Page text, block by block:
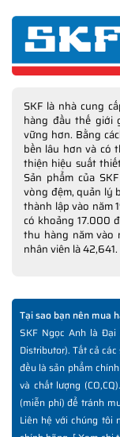
SKF là nhà cung
hàng đầu thế giới
vững hơn. Bằng
bền lâu hơn và có
thiện hiệu suất
Sản phẩm của
vòng đệm, quản lý
thành lập vào năm
có khoảng 17.000
thu hàng năm vào
nhân viên là 42,641.
Tại sao bạn nên mua
SKF Ngọc Anh là
Distributor). Tất cả
đều là sản phẩm
và chất lượng
(miễn phí) để tránh
Liên hệ với chúng tôi